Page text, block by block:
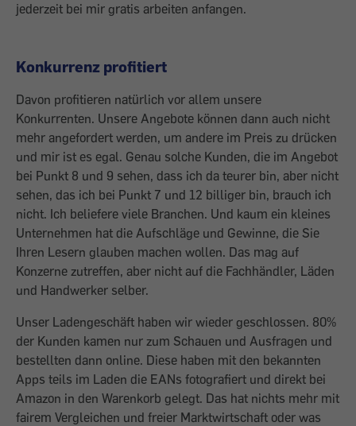
jederzeit bei mir gratis arbeiten anfangen.
Konkurrenz profitiert
Davon profitieren natürlich vor allem unsere
Konkurrenten. Unsere Angebote können dann auch nicht
mehr angefordert werden, um andere im Preis zu drücken
und mir ist es egal. Genau solche Kunden, die im Angebot
bei Punkt 8 und 9 sehen, dass ich da teurer bin, aber nicht
sehen, das ich bei Punkt 7 und 12 billiger bin, brauch ich
nicht. Ich beliefere viele Branchen. Und kaum ein kleines
Unternehmen hat die Aufschläge und Gewinne, die Sie
Ihren Lesern glauben machen wollen. Das mag auf
Konzerne zutreffen, aber nicht auf die Fachhändler, Läden
und Handwerker selber.
Unser Ladengeschäft haben wir wieder geschlossen. 80%
der Kunden kamen nur zum Schauen und Ausfragen und
bestellten dann online. Diese haben mit den bekannten
Apps teils im Laden die EANs fotografiert und direkt bei
Amazon in den Warenkorb gelegt. Das hat nichts mehr mit
fairem Vergleichen und freier Marktwirtschaft oder was